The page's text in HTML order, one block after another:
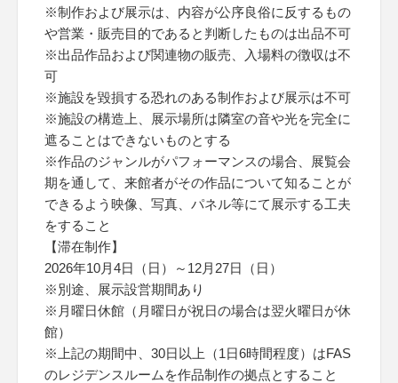
※制作および展示は、内容が公序良俗に反するもの
や営業・販売目的であると判断したものは出品不可
※出品作品および関連物の販売、入場料の徴収は不
可
※施設を毀損する恐れのある制作および展示は不可
※施設の構造上、展示場所は隣室の音や光を完全に
遮ることはできないものとする
※作品のジャンルがパフォーマンスの場合、展覧会
期を通して、来館者がその作品について知ることが
できるよう映像、写真、パネル等にて展示する工夫
をすること
【滞在制作】
2026年10月4日（日）～12月27日（日）
※別途、展示設営期間あり
※月曜日休館（月曜日が祝日の場合は翌火曜日が休
館）
※上記の期間中、30日以上（1日6時間程度）はFAS
のレジデンスルームを作品制作の拠点とすること